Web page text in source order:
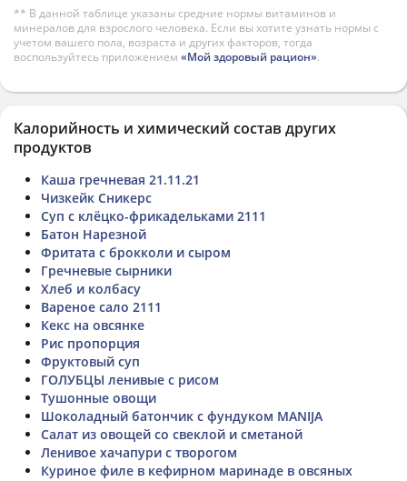
** В данной таблице указаны средние нормы витаминов и
минералов для взрослого человека. Если вы хотите узнать нормы с
учетом вашего пола, возраста и других факторов, тогда
воспользуйтесь приложением «Мой здоровый рацион».
Калорийность и химический состав других
продуктов
Каша гречневая 21.11.21
Чизкейк Сникерс
Суп с клёцко-фрикадельками 2111
Батон Нарезной
Фритата с брокколи и сыром
Гречневые сырники
Хлеб и колбасу
Вареное сало 2111
Кекс на овсянке
Рис пропорция
Фруктовый суп
ГОЛУБЦЫ ленивые с рисом
Тушонные овощи
Шоколадный батончик с фундуком MANIJA
Салат из овощей со свеклой и сметаной
Ленивое хачапури с творогом
Куриное филе в кефирном маринаде в овсяных